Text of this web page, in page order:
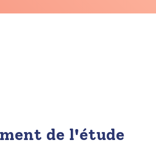
de l'étude